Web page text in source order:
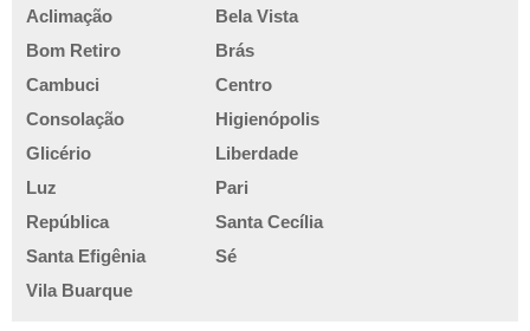
SERVIÇO DE ENGENHARIA DE AUTOMAÇÃO
SERVIÇO DE ENGENHARIA ELETRICA
SERVIÇOS DE AUTOMAÇÃO INDUSTRIAL
TESTE DE PLATAFORMA
Aclimação
Bela Vista
Bom Retiro
Brás
Cambuci
Centro
Consolação
Higienópolis
Glicério
Liberdade
Luz
Pari
República
Santa Cecília
Santa Efigênia
Sé
Vila Buarque